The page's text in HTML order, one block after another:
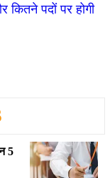
पदों पर होगी
5